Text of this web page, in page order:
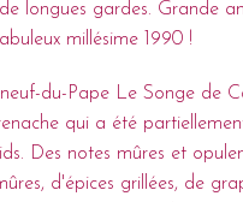
de longues gardes. Grande
millésime 1990 !
du-Pape Le Songe de
qui a été
Des notes mûres et
d'épices grillées, de